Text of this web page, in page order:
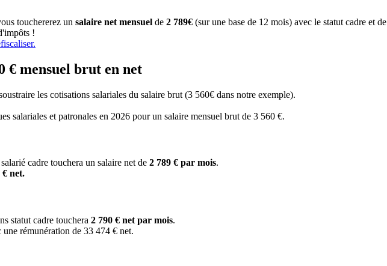
touchererez un salaire net mensuel de 2 789€ (sur une base de 12 mois) avec le statut cadre et de
!
€ mensuel brut en net
les cotisations salariales du salaire brut (3 560€ dans notre exemple).
salariales et patronales en 2026 pour un salaire mensuel brut de 3 560 €.
cadre touchera un salaire net de 2 789 € par mois.
€ net.
statut cadre touchera 2 790 € net par mois.
rémunération de 33 474 € net.